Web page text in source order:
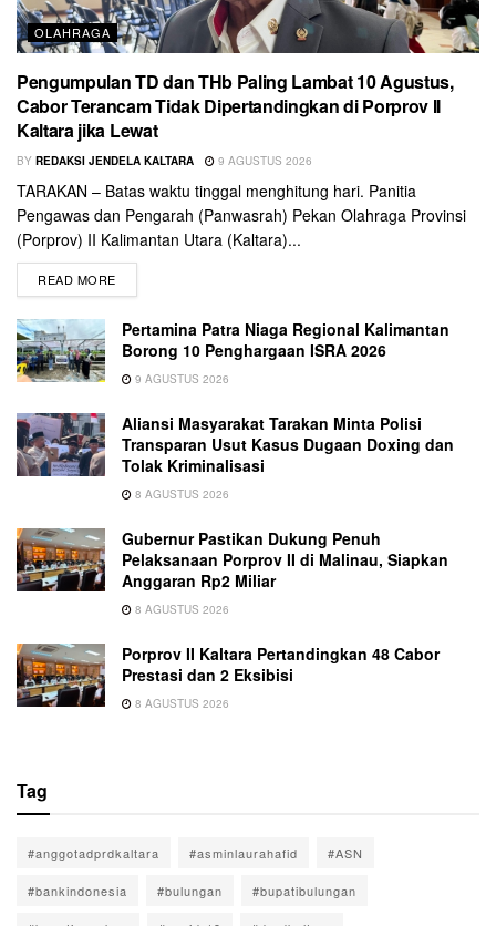
OLAHRAGA
Pengumpulan TD dan THb Paling Lambat 10 Agustus,
Cabor Terancam Tidak Dipertandingkan di Porprov II
Kaltara jika Lewat
BY REDAKSI JENDELA KALTARA 9 AGUSTUS 2026
TARAKAN – Batas waktu tinggal menghitung hari. Panitia
Pengawas dan Pengarah (Panwasrah) Pekan Olahraga Provinsi
(Porprov) II Kalimantan Utara (Kaltara)...
READ MORE
Pertamina Patra Niaga Regional Kalimantan
Borong 10 Penghargaan ISRA 2026
9 AGUSTUS 2026
Aliansi Masyarakat Tarakan Minta Polisi
Transparan Usut Kasus Dugaan Doxing dan
Tolak Kriminalisasi
8 AGUSTUS 2026
Gubernur Pastikan Dukung Penuh
Pelaksanaan Porprov II di Malinau, Siapkan
Anggaran Rp2 Miliar
8 AGUSTUS 2026
Porprov II Kaltara Pertandingkan 48 Cabor
Prestasi dan 2 Eksibisi
8 AGUSTUS 2026
Tag
#anggotadprdkaltara #asminlaurahafid #ASN
#bankindonesia #bulungan #bupatibulungan